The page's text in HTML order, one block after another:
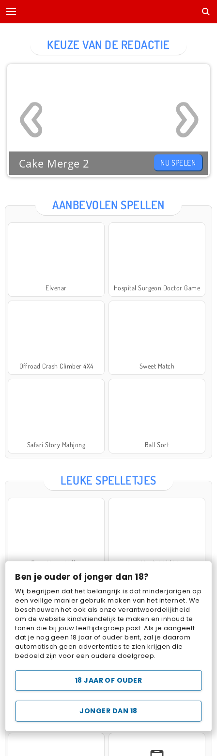
Ben je ouder of jonger dan 18?
Wij begrijpen dat het belangrijk is dat minderjarigen op
een veilige manier gebruik maken van het internet. We
beschouwen het ook als onze verantwoordelijkheid
om de website kindvriendelijk te maken en inhoud te
tonen die bij jouw leeftijdsgroep past. Als je aangeeft
dat je nog geen 18 jaar of ouder bent, zal je daarom
automatisch geen advertenties te zien krijgen die
bedoeld zijn voor een oudere doelgroep.
JONGER DAN 18
18 JAAR OF OUDER
AANBEVOLEN SPELLEN
Elvenar Hospital Surgeon Doctor Game
Offroad Crash Climber 4X4 Sweet Match
Safari Story Mahjong Ball Sort
KEUZE VAN DE REDACTIE
Cake Merge 2 NU SPELEN
LEUKE SPELLETJES
Farm Merge Valley VegaMix 2: Wild West
Pop Fruit Bubbits
Hospital Surgeon Doctor Game Potion Sort